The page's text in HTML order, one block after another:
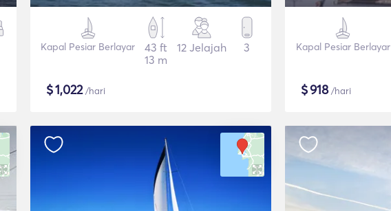
Kapal Pesiar Berlayar
43 ft
13 m
12 Jelajah 3
$1,022/hari
Kapal Pesiar Berlayar
$918/hari